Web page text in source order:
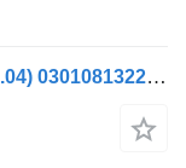
Mercedes-Benz Atego 1823 (01.98-12.04) 0301081322 forlygte til Mercedes-Benz Atego, Atego 2, Atego 3 (1996-) trækker